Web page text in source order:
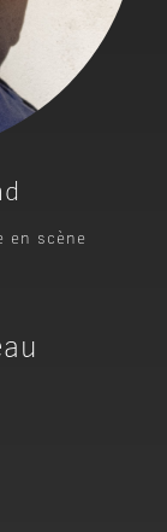
en scène